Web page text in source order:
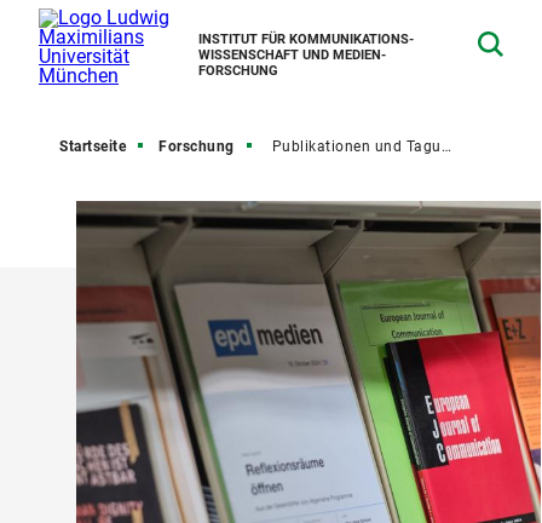
INSTITUT FÜR KOMMUNIKATIONS­
WISSENSCHAFT UND MEDIEN­
FORSCHUNG
Startseite Forschung Publikationen und Tagungen